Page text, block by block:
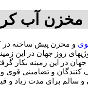
مخزن آب
و مخزن پیش ساخته
روز جهان در
جهان در این زمینه بکار
و تضامینی قوی و